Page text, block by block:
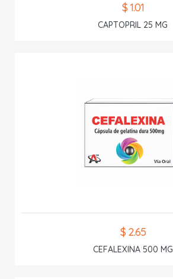
$ 1.01
CAPTOPRIL 25 MG
$ 2.65
CEFALEXINA 500 MG